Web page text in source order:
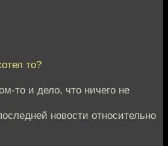
то?
то и дело, что ничего не
новости относительно